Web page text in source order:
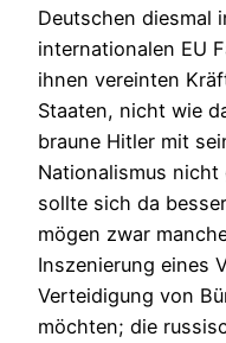
Deutschen diesmal
internationalen EU
ihnen vereinten
Staaten, nicht wie
braune Hitler mit
Nationalismus
sollte sich da
mögen zwar
Inszenierung eines
Verteidigung von
möchten; die